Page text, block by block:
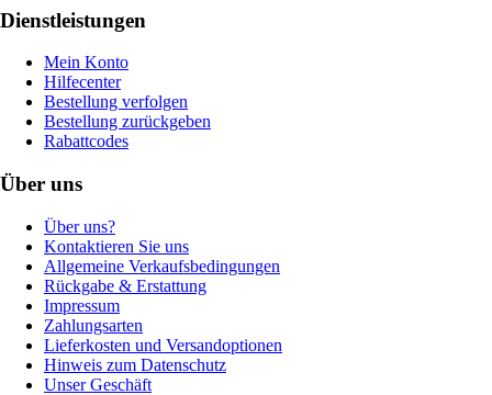
Dienstleistungen
Mein Konto
Hilfecenter
Bestellung verfolgen
Bestellung zurückgeben
Rabattcodes
Über uns
Über uns?
Kontaktieren Sie uns
Allgemeine Verkaufsbedingungen
Rückgabe & Erstattung
Impressum
Zahlungsarten
Lieferkosten und Versandoptionen
Hinweis zum Datenschutz
Unser Geschäft